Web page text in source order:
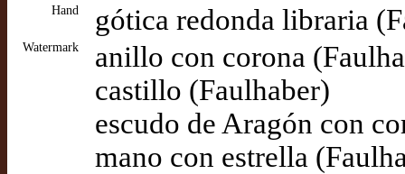
Hand gótica redonda libraria
Watermark
anillo con corona
castillo (Faulhaber)
escudo de Aragón con
mano con estrella